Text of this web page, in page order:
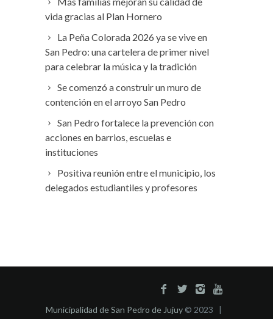
vida gracias al Plan Hornero
La Peña Colorada 2026 ya se vive en
San Pedro: una cartelera de primer nivel
para celebrar la música y la tradición
Se comenzó a construir un muro de
contención en el arroyo San Pedro
San Pedro fortalece la prevención con
acciones en barrios, escuelas e
instituciones
Positiva reunión entre el municipio, los
delegados estudiantiles y profesores
Municipalidad de San Pedro de Jujuy © 2023 |